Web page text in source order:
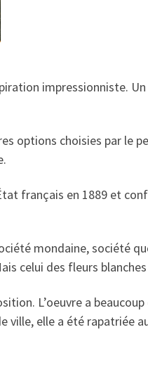
impressionniste.
options choisies par le
français en 1889 et
mondaine, société
celui des fleurs
L’oeuvre a
elle a été rapatriée